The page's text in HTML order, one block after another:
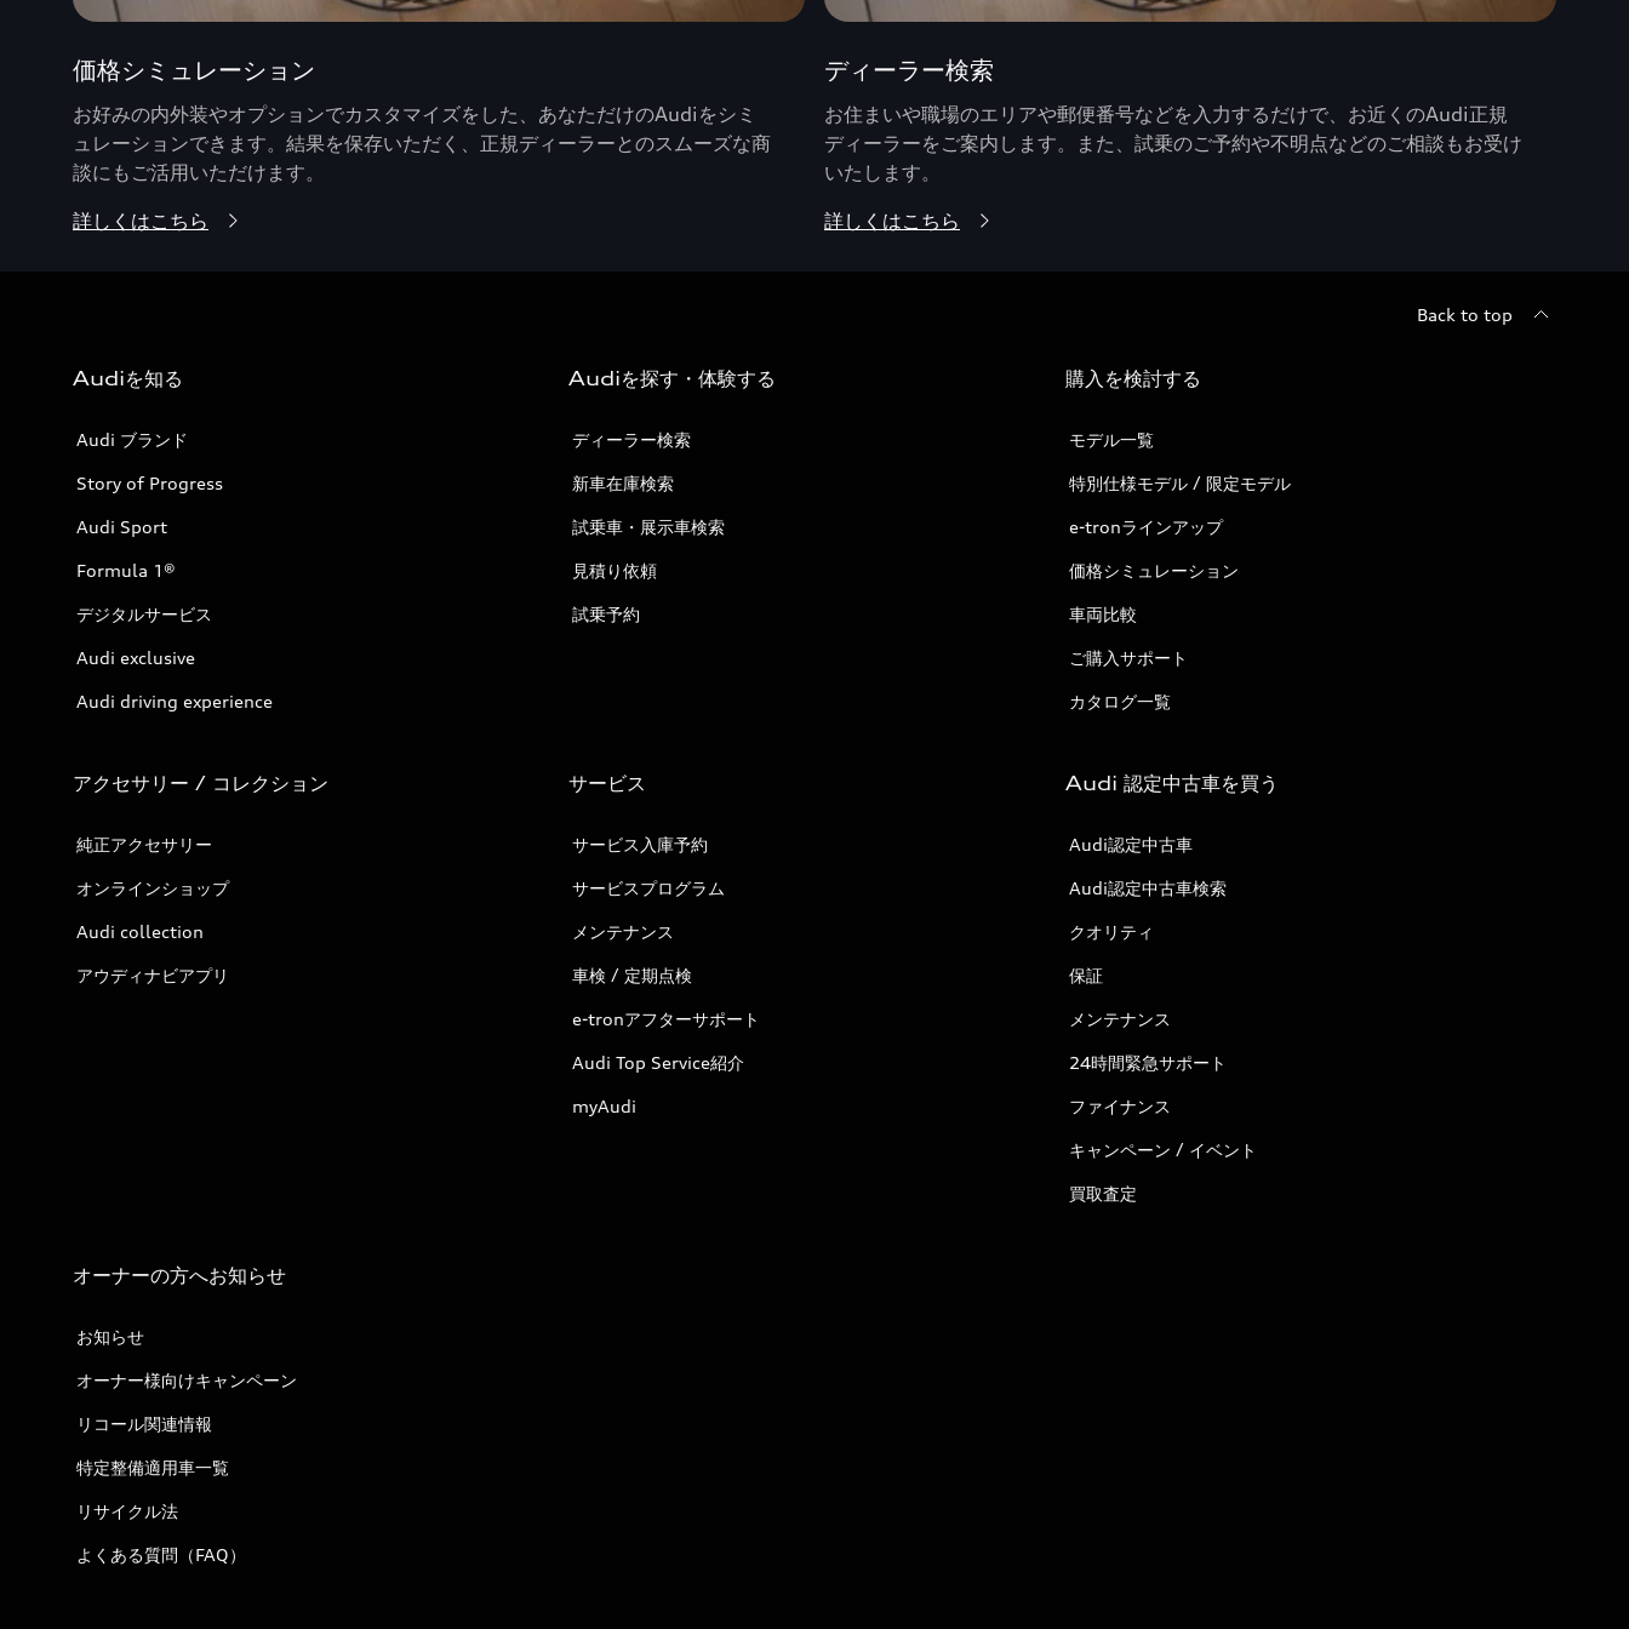
価格シミュレーション
お好みの内外装やオプションでカスタマイズをした、あなただけのAudiをシミ
ュレーションできます。結果を保存いただく、正規ディーラーとのスムーズな商
談にもご活用いただけます。
詳しくはこちら
ディーラー検索
お住まいや職場のエリアや郵便番号などを入力するだけで、お近くのAudi正規
ディーラーをご案内します。また、試乗のご予約や不明点などのご相談もお受け
いたします。
詳しくはこちら
Back to top
Audiを知る
Audi ブランド
Story of Progress
Audi Sport
Formula 1®
デジタルサービス
Audi exclusive
Audi driving experience
Audiを探す・体験する
ディーラー検索
新車在庫検索
試乗車・展示車検索
見積り依頼
試乗予約
購入を検討する
モデル一覧
特別仕様モデル / 限定モデル
e-tronラインアップ
価格シミュレーション
車両比較
ご購入サポート
カタログ一覧
アクセサリー / コレクション
純正アクセサリー
オンラインショップ
Audi collection
アウディナビアプリ
サービス
サービス入庫予約
サービスプログラム
メンテナンス
車検 / 定期点検
e-tronアフターサポート
Audi Top Service紹介
myAudi
Audi 認定中古車を買う
Audi認定中古車
Audi認定中古車検索
クオリティ
保証
メンテナンス
24時間緊急サポート
ファイナンス
キャンペーン / イベント
買取査定
オーナーの方へお知らせ
お知らせ
オーナー様向けキャンペーン
リコール関連情報
特定整備適用車一覧
リサイクル法
よくある質問（FAQ）